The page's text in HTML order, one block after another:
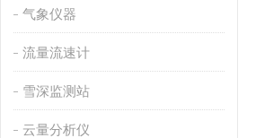
气象仪器
流量流速计
雪深监测站
云量分析仪